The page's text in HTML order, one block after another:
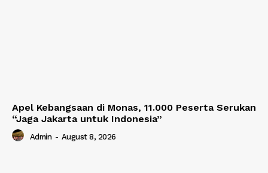
Apel Kebangsaan di Monas, 11.000 Peserta Serukan
“Jaga Jakarta untuk Indonesia”
Admin - August 8, 2026